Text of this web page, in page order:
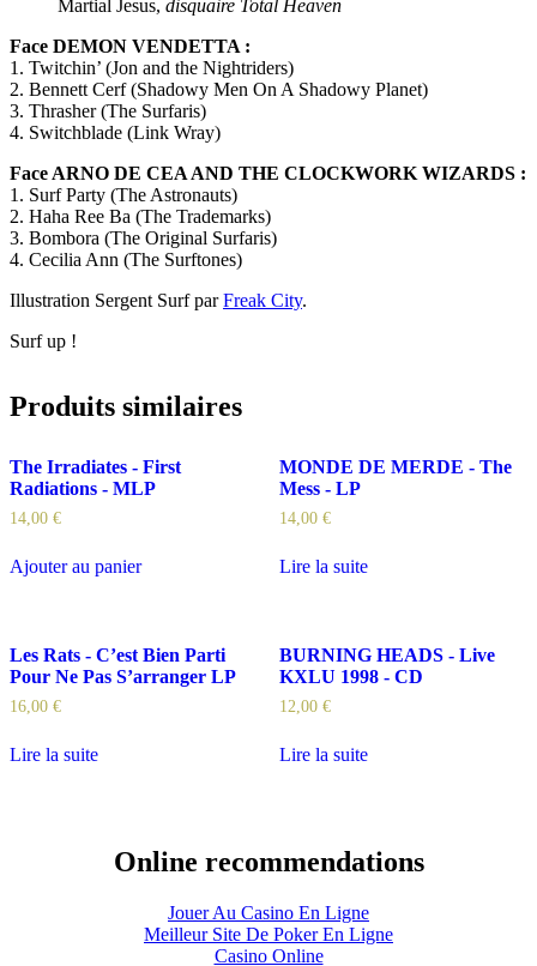
Martial Jesus, disquaire Total Heaven
Face DEMON VENDETTA :
1. Twitchin’ (Jon and the Nightriders)
2. Bennett Cerf (Shadowy Men On A Shadowy Planet)
3. Thrasher (The Surfaris)
4. Switchblade (Link Wray)
Face ARNO DE CEA AND THE CLOCKWORK WIZARDS :
1. Surf Party (The Astronauts)
2. Haha Ree Ba (The Trademarks)
3. Bombora (The Original Surfaris)
4. Cecilia Ann (The Surftones)
Illustration Sergent Surf parFreak City.
Surf up !
Produits similaires
The Irradiates - First
Radiations - MLP
14,00 €
Ajouter au panier
MONDE DE MERDE - The
Mess - LP
14,00 €
Lire la suite
Les Rats - C’est Bien Parti
Pour Ne Pas S’arranger LP
16,00 €
Lire la suite
BURNING HEADS - Live
KXLU 1998 - CD
12,00 €
Lire la suite
Online recommendations
Jouer Au Casino En Ligne
Meilleur Site De Poker En Ligne
Casino Online